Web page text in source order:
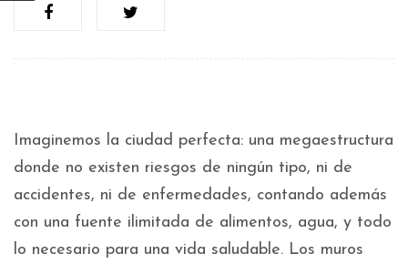
Imaginemos la ciudad perfecta: una megaestructura
donde no existen riesgos de ningún tipo, ni de
accidentes, ni de enfermedades, contando además
con una fuente ilimitada de alimentos, agua, y todo
lo necesario para una vida saludable. Los muros